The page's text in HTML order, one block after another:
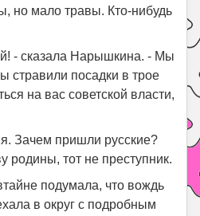
но мало травы. Кто-нибудь
- сказала Нарышкина. - Мы
стравили посадки в трое
на вас советской власти,
Зачем пришли русские?
родины, тот не преступник.
подумала, что вождь
в округ с подробным